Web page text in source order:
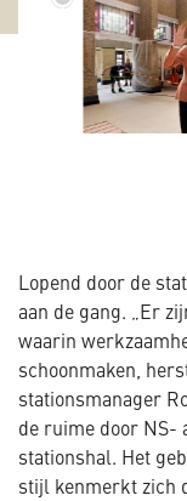
Lopend door de
aan de gang. „Er
waarin
schoonmaken,
stationsmanager
de ruime door NS-
stationshal. Het
stijl kenmerkt zich